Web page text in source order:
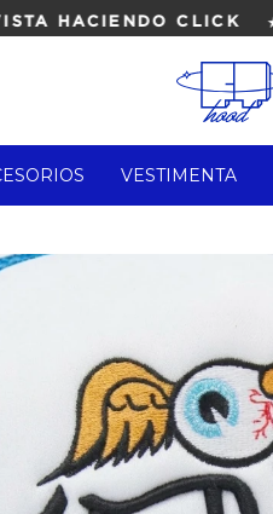
HACIENDO CLICK ★
VESTIMENTA